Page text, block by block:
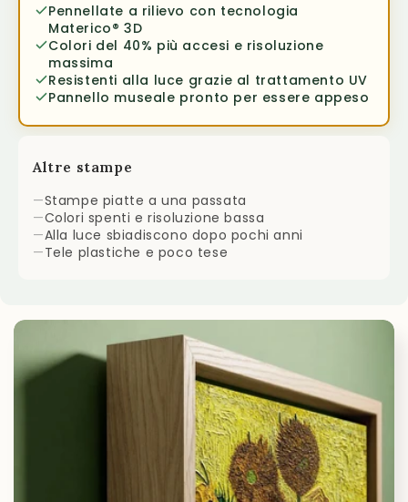
Altre stampe
—Stampe piatte a una passata
—Colori spenti e risoluzione bassa
—Alla luce sbiadiscono dopo pochi anni
—Tele plastiche e poco tese
Pennellate a rilievo con tecnologia
Materico® 3D
Colori del 40% più accesi e risoluzione
massima
Resistenti alla luce grazie al trattamento UV
Pannello museale pronto per essere appeso